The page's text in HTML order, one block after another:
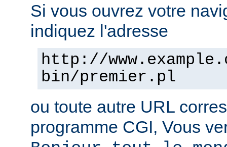
Si vous ouvrez votre
indiquez l'adresse
http://
bin/premier.pl
ou toute autre URL
programme CGI, Vous